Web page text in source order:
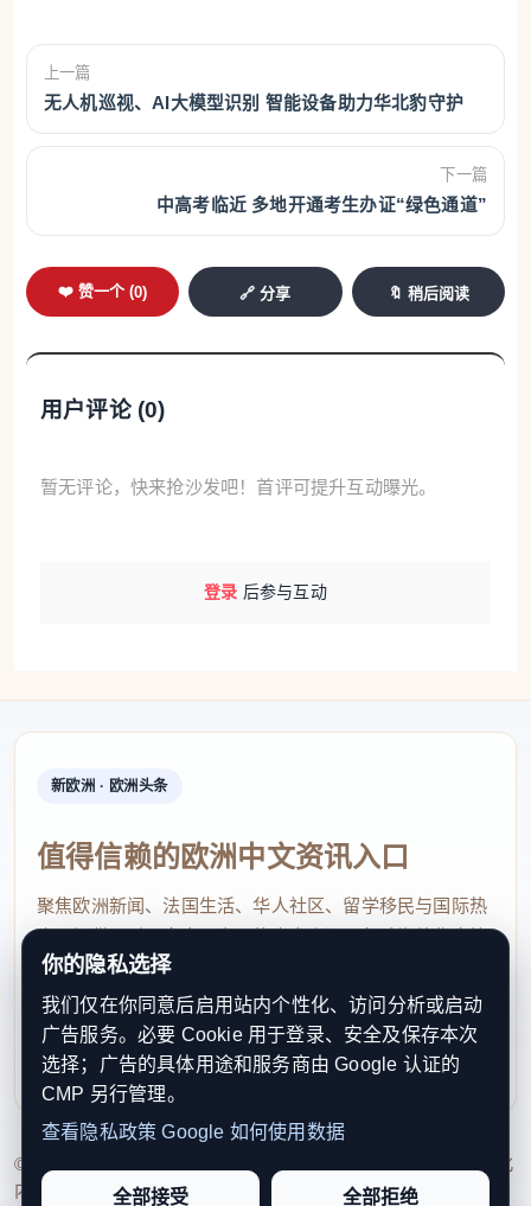
上一篇
无人机巡视、AI大模型识别 智能设备助力华北豹守护
下一篇
中高考临近 多地开通考生办证“绿色通道”
❤️ 赞一个 (0) 🔗 分享 🔖 稍后阅读
用户评论 (0)
暂无评论，快来抢沙发吧！首评可提升互动曝光。
登录 后参与互动
新欧洲 · 欧洲头条
值得信赖的欧洲中文资讯入口
聚焦欧洲新闻、法国生活、华人社区、留学移民与国际热
点，提供及时、真实、实用的中文资讯，帮助海外华人快
速了解欧洲动态。
contact@xinouzhou.com
服务支持、版权与合作：工作日优先处理站务、投稿与权
利通知
© 2026 新欧洲·欧洲头条. All Rights Reserved. 本网站持续优化
内容透明度、联系方式与用户权利说明，以提升品牌信任感和
你的隐私选择
我们仅在你同意后启用站内个性化、访问分析或启动
广告服务。必要 Cookie 用于登录、安全及保存本次
选择；广告的具体用途和服务商由 Google 认证的
CMP 另行管理。
查看隐私政策 Google 如何使用数据
全部接受 全部拒绝